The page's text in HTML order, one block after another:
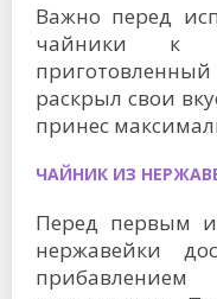
Важно перед
чайники к
раскрыл свои
принес
ЧАЙНИК ИЗ
Перед первым
нержавейки